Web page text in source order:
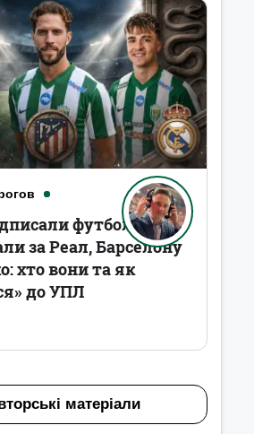
футболістів,
за Реал, Барселону
хто вони та як
до УПЛ
матеріали